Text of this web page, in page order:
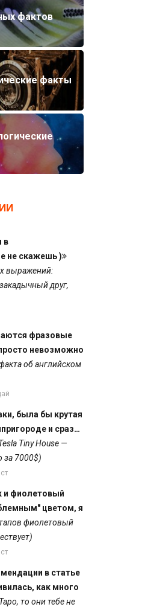
фактов
факты
в
не скажешь )
выражений:
друг,
фразовые
невозможно
об английском
была бы крутая
и сраз…
Tiny House —
за 7000$)
и фиолетовый
цветом, я
фиолетовый
в статье
как много
то они тебе не